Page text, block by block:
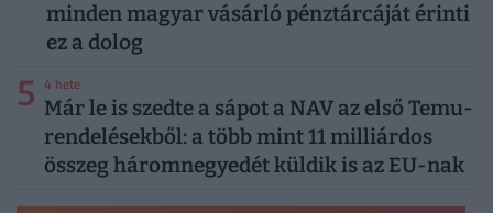
minden magyar vásárló pénztárcáját érinti
ez a dolog
5 4 hete
Már le is szedte a sápot a NAV az első Temu-
rendelésekből: a több mint 11 milliárdos
összeg háromnegyedét küldik is az EU-nak